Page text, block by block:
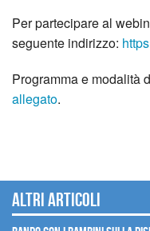
Per partecipare al
seguente indirizzo:
Programma e modalità
allegato.
Altri articoli